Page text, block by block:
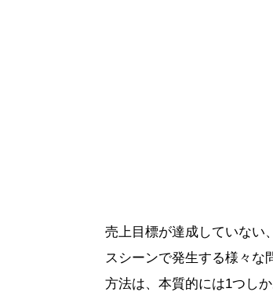
売上目標が達成していない
スシーンで発生する様々な
方法は、本質的には1つし